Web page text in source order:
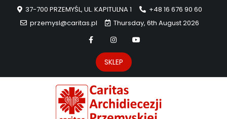
37-700 PRZEMYŚL, UL. KAPITULNA 1
+48 16 676 90 60
przemysl@caritas.pl
Thursday, 6th August 2026
SKLEP